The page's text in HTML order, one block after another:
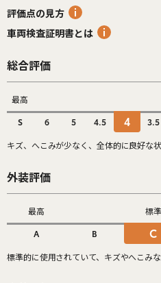
評価点の見方
車両検査証明書とは
総合評価
最高
S 6 5 4.5 4 3.5
キズ、へこみが少なく、全体的に良好な状
外装評価
最高 標準
A B C
標準的に使用されていて、キズやへこみな